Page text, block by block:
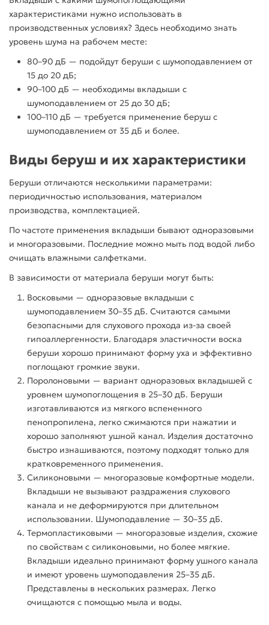
характеристиками нужно использовать в
производственных условиях? Здесь необходимо знать
уровень шума на рабочем месте:
80–90 дБ — подойдут беруши с шумоподавлением от
15 до 20 дБ;
90–100 дБ — необходимы вкладыши с
шумоподавлением от 25 до 30 дБ;
100–110 дБ — требуется применение беруш с
шумоподавлением от 35 дБ и более.
Виды беруш и их характеристики
Беруши отличаются несколькими параметрами:
периодичностью использования, материалом
производства, комплектацией.
По частоте применения вкладыши бывают одноразовыми
и многоразовыми. Последние можно мыть под водой либо
очищать влажными салфетками.
В зависимости от материала беруши могут быть:
Восковыми — одноразовые вкладыши с
шумоподавлением 30–35 дБ. Считаются самыми
безопасными для слухового прохода из-за своей
гипоаллергенности. Благодаря эластичности воска
беруши хорошо принимают форму уха и эффективно
поглощают громкие звуки.
Поролоновыми — вариант одноразовых вкладышей с
уровнем шумопоглощения в 25–30 дБ. Беруши
изготавливаются из мягкого вспененного
пенопропилена, легко сжимаются при нажатии и
хорошо заполняют ушной канал. Изделия достаточно
быстро изнашиваются, поэтому подходят только для
кратковременного применения.
Силиконовыми — многоразовые комфортные модели.
Вкладыши не вызывают раздражения слухового
канала и не деформируются при длительном
использовании. Шумоподавление — 30–35 дБ.
Термопластиковыми — многоразовые изделия, схожие
по свойствам с силиконовыми, но более мягкие.
Вкладыши идеально принимают форму ушного канала
и имеют уровень шумоподавления 25–35 дБ.
Представлены в нескольких размерах. Легко
очищаются с помощью мыла и воды.